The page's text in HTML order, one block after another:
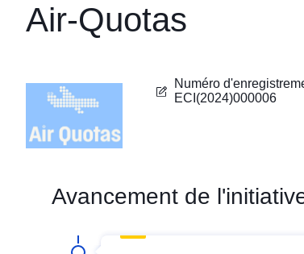
Air-Quotas
Numéro
ECI(2024)000006
Avancement de